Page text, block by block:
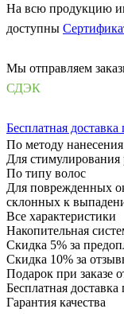
На всю продукцию
доступны
Мы отправляем
СДЭК
Бесплатная
По методу нанесения
Для стимулирования
По типу волос
Для поврежденных
склонных к
Все характеристики
Накопительная
Скидка 5% за
Скидка 10% за
Подарок при заказе
Бесплатная
Гарантия качества